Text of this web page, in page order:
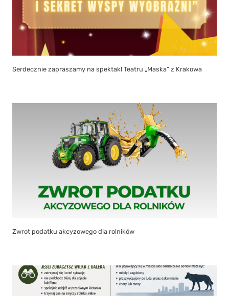
Serdecznie zapraszamy na spektakl Teatru „Maska” z Krakowa
Zwrot podatku akcyzowego dla rolników